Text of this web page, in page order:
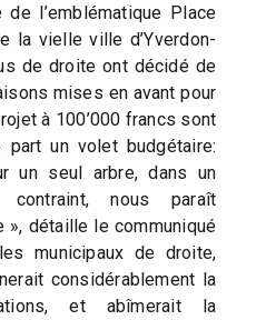
de l’emblématique Place
la vielle ville d’Yverdon-
de droite ont décidé de
mises en avant pour
à 100’000 francs sont
part un volet budgétaire:
un seul arbre, dans un
contraint, nous paraît
détaille le communiqué
municipaux de droite,
considérablement la
et abîmerait la